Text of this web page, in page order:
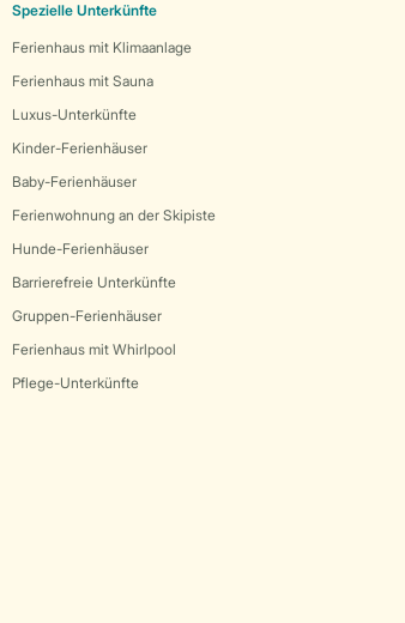
Spezielle Unterkünfte
Ferienhaus mit Klimaanlage
Ferienhaus mit Sauna
Luxus-Unterkünfte
Kinder-Ferienhäuser
Baby-Ferienhäuser
Ferienwohnung an der Skipiste
Hunde-Ferienhäuser
Barrierefreie Unterkünfte
Gruppen-Ferienhäuser
Ferienhaus mit Whirlpool
Pflege-Unterkünfte